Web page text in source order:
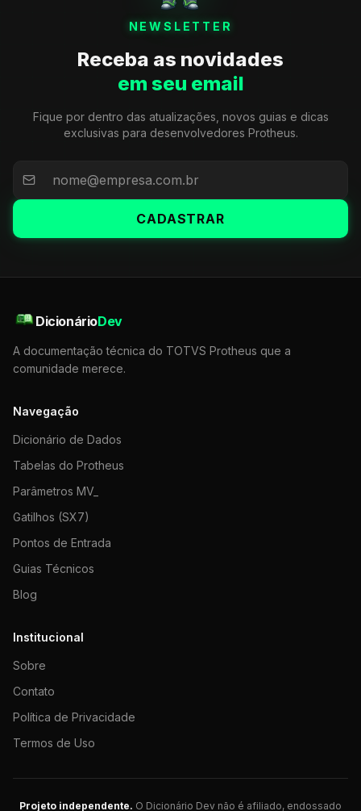
NEWSLETTER
Receba as novidades
em seu email
Fique por dentro das atualizações, novos guias e dicas
exclusivas para desenvolvedores Protheus.
CADASTRAR
DicionárioDev
A documentação técnica do TOTVS Protheus que a
comunidade merece.
Navegação
Dicionário de Dados
Tabelas do Protheus
Parâmetros MV_
Gatilhos (SX7)
Pontos de Entrada
Guias Técnicos
Blog
Institucional
Sobre
Contato
Política de Privacidade
Termos de Uso
Projeto independente. O Dicionário Dev não é afiliado, endossado